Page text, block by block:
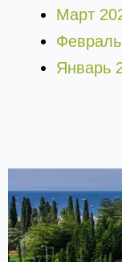
Март
Январь